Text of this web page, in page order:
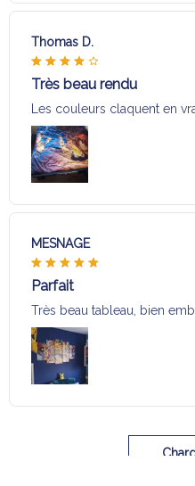
Thomas D.
Très beau rendu
Les couleurs claquent en
MESNAGE
Parfait
Très beau tableau, bien